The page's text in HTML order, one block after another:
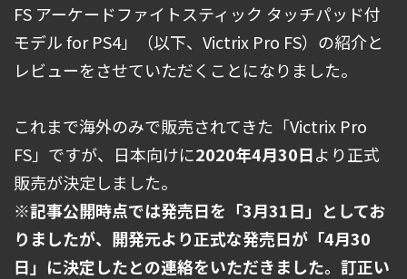
FS アーケードファイトスティック タッチパッド付
モデル for PS4」（以下、Victrix Pro FS）の紹介と
レビューをさせていただくことになりました。
これまで海外のみで販売されてきた「Victrix Pro
FS」ですが、日本向けに2020年4月30日より正式
販売が決定しました。
※記事公開時点では発売日を「3月31日」としてお
りましたが、開発元より正式な発売日が「4月30
日」に決定したとの連絡をいただきました。訂正い